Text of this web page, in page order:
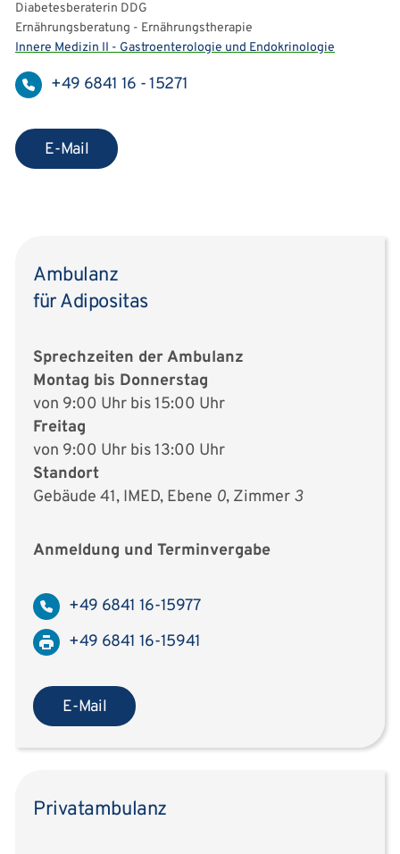
Diabetesberaterin DDG
Ernährungsberatung - Ernährungstherapie
Innere Medizin II - Gastroenterologie und Endokrinologie
+49 6841 16 - 15271
E-Mail
Ambulanz
für Adipositas
Sprechzeiten der Ambulanz
Montag bis Donnerstag
von 9:00 Uhr bis 15:00 Uhr
Freitag
von 9:00 Uhr bis 13:00 Uhr
Standort
Gebäude 41, IMED, Ebene 0, Zimmer 3
Anmeldung und Terminvergabe
+49 6841 16-15977
+49 6841 16-15941
E-Mail
Privatambulanz